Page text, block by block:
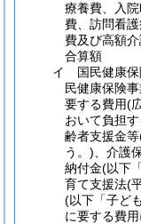
療養費、入
費、訪問看
費及び高額
合算額
イ
国民健康
民健康保険
要する費用(
おいて負担
齢者支援金等
う。) 、介護
納付金(以下
育て支援法(
(以下「子ど
に要する費